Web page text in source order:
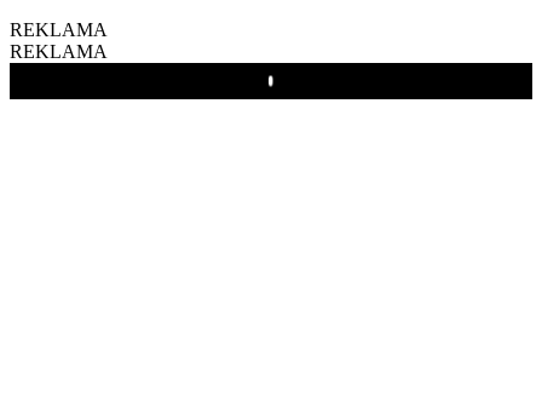
REKLAMA
REKLAMA
Play